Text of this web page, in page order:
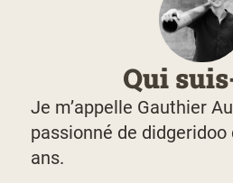
Qui
Je m’appelle Gauthier
passionné de didgeridoo
ans.